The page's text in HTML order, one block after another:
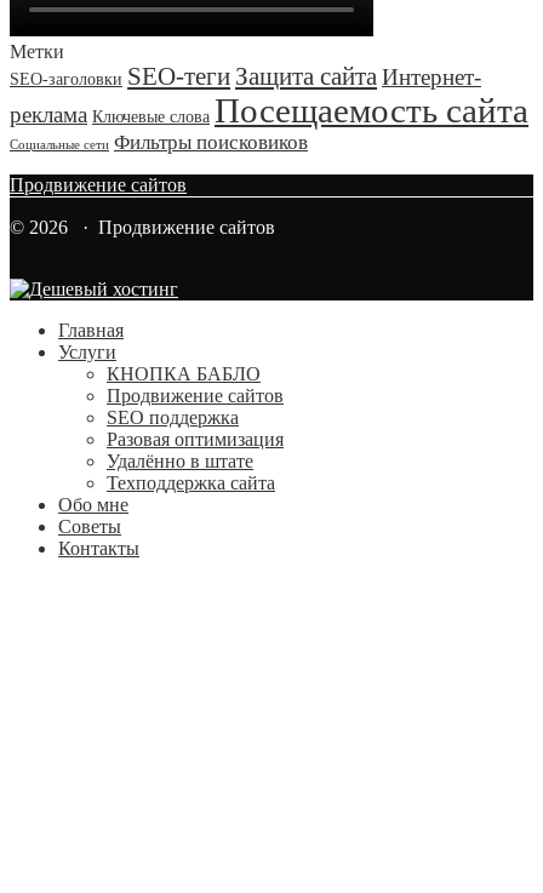
Метки
SEO-заголовки SEO-теги Защита сайтаИнтернет-
реклама Ключевые слова Посещаемость сайта
Социальные сети Фильтры поисковиков
Продвижение сайтов
© 2026 · Продвижение сайтов
Главная
Услуги
КНОПКА БАБЛО
Продвижение сайтов
SEO поддержка
Разовая оптимизация
Удалённо в штате
Техподдержка сайта
Обо мне
Советы
Контакты